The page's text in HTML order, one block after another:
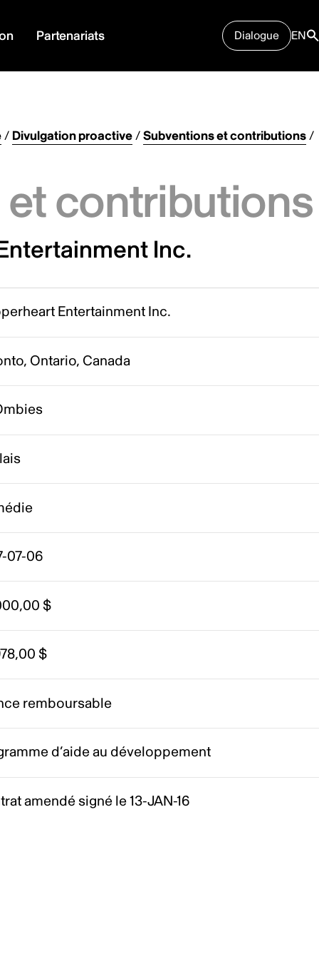
Partenariats Dialogue EN
/ Divulgation proactive/Subventions et contributions/
contributions
Inc.
Entertainment Inc.
Ontario, Canada
07-06
$
$
remboursable
d’aide au développement
amendé signé le 13-JAN-16